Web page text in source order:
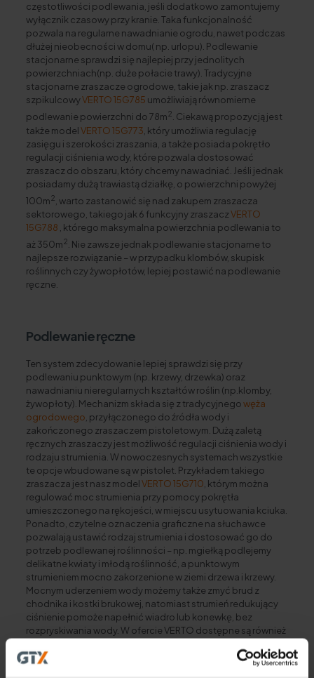
częstotliwości podlewania, jeśli dodatkowo zamontujemy
wyłącznik czasowy przy kranie. Taka funkcjonalność
pozwala na regularne nawadnianie ogrodu, nawet podczas
dłużej nieobecności w domu( np. urlopu). Podlewanie
stacjonarne sprawdzi się najlepiej przy jednolitych
powierzchniach(np. duże połacie trawy). Tradycyjne
stacjonarne zraszacze ogrodowe, takie jak np. zraszacz
szpikulcowyVERTO 15G785 umożliwiają równomierne
podlewanie powierzchni do 78m2. Ciekawą propozycją jest
także modelVERTO 15G773 , który umożliwia regulację
zasięgu i szerokości zraszania, a także posiada pokrętło
regulacji ciśnienia wody, które pozwala dostosować
zraszacz do obszaru, który chcemy nawadniać. Jeśli jednak
posiadamy dużą trawiastą działkę, o powierzchni powyżej
100m2 , warto zastanowić się nad zakupem zraszacza
sektorowego, takiego jak 6 funkcyjny zraszaczVERTO
15G788 , którego maksymalna powierzchnia podlewania to
aż 350m2 . Nie zawsze jednak podlewanie stacjonarne to
najlepsze rozwiązanie – w przypadku klombów, skupisk
roślinnych czy żywopłotów, lepiej postawić na podlewanie
ręczne.
Podlewanie ręczne
Ten system zdecydowanie lepiej sprawdzi się przy
podlewaniu punktowym (np. krzewy, drzewka) oraz
nawadnianiu nieregularnych kształtów roślin (np.klomby,
żywopłoty). Mechanizm składa się z tradycyjnegowęża
ogrodowego , przyłączonego do źródła wody i
zakończonego zraszaczem pistoletowym. Dużą zaletą
ręcznych zraszaczy jest możliwość regulacji ciśnienia wody i
rodzaju strumienia. W nowoczesnych systemach wszystkie
te opcje wbudowane są w pistolet. Przykładem takiego
zraszacza jest nasz modelVERTO 15G710 , którym można
regulować moc strumienia przy pomocy pokrętła
umieszczonego na rękojeści, w miejscu usytuowania kciuka.
Ponadto, czytelne oznaczenia graficzne na słuchawce
pozwalają ustawić rodzaj strumienia i dostosować go do
potrzeb podlewanej roślinności – np. mgiełką podlejemy
delikatne kwiaty i młodą roślinność, a punktowym
strumieniem mocno zakorzenione w ziemi drzewa i krzewy.
Mocnym uderzeniem wody możemy także zmyć brud z
chodnika i kostki brukowej, natomiast strumień redukujący
ciśnienie pomoże napełnić wiadro lub konewkę, bez
rozpryskiwania wody. W ofercie VERTO dostępne są również
komplet z pistoletem zraszającym, złączkami
dwumateriałowymi, przyłączem do kranu – użytkownik,